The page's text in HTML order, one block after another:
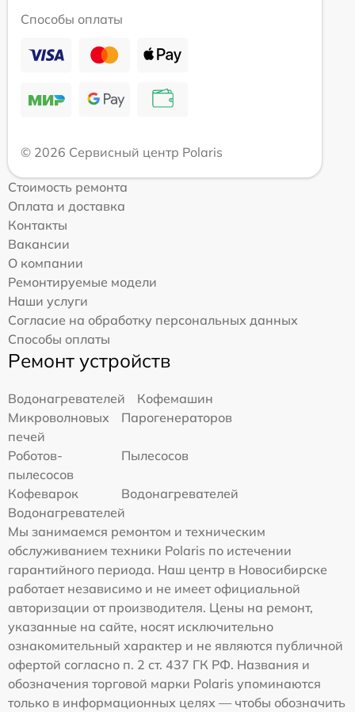
Способы оплаты
© 2026 Сервисный центр Polaris
Стоимость ремонта
Оплата и доставка
Контакты
Вакансии
О компании
Ремонтируемые модели
Наши услуги
Согласие на обработку персональных данных
Способы оплаты
Ремонт устройств
Водонагревателей
Кофемашин
Микроволновых
печей
Парогенераторов
Роботов-
пылесосов
Пылесосов
Кофеварок
Водонагревателей
Водонагревателей
Мы занимаемся ремонтом и техническим
обслуживанием техники Polaris по истечении
гарантийного периода. Наш центр в Новосибирске
работает независимо и не имеет официальной
авторизации от производителя. Цены на ремонт,
указанные на сайте, носят исключительно
ознакомительный характер и не являются публичной
офертой согласно п. 2 ст. 437 ГК РФ. Названия и
обозначения торговой марки Polaris упоминаются
только в информационных целях — чтобы обозначить